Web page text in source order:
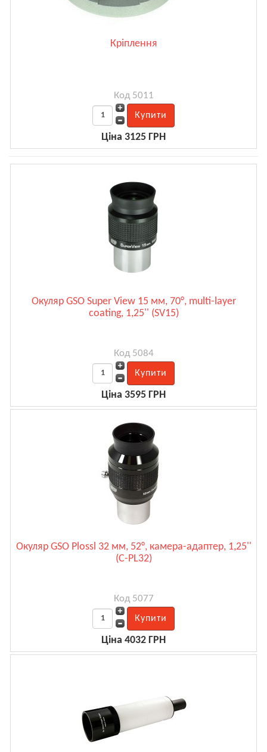
Кріплення
Код 5011
Ціна 3125 ГРН
Окуляр GSO Super View 15 мм, 70°, multi-layer
coating, 1,25'' (SV15)
Код 5084
Ціна 3595 ГРН
Окуляр GSO Plossl 32 мм, 52°, камера-адаптер, 1,25''
(C-PL32)
Код 5077
Ціна 4032 ГРН